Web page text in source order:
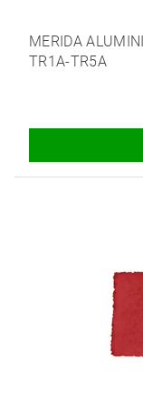
MERIDA
TR1A-TR5A